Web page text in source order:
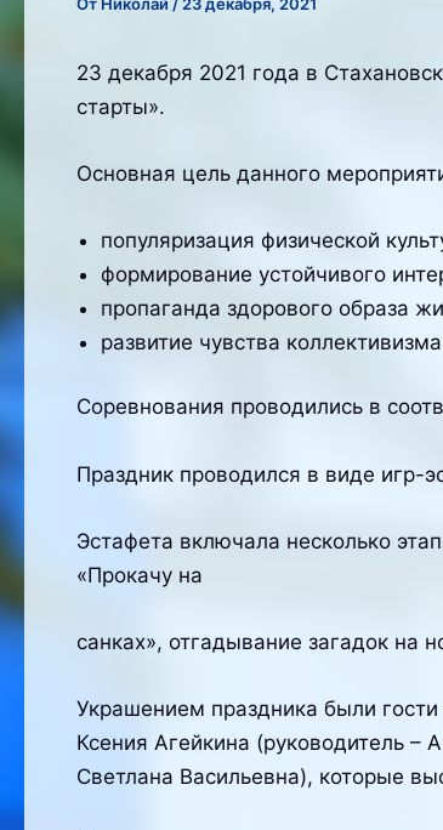
23 декабря 2021 года в
старты».
Основная цель данного
популяризация физической
формирование устойчивого
пропаганда здорового образа
развитие чувства
Соревнования проводились в
Праздник проводился в виде игр-
Эстафета включала несколько
«Прокачу на
санках», отгадывание загадок на
Украшением праздника были
Ксения Агейкина (руководитель –
Светлана Васильевна), которые